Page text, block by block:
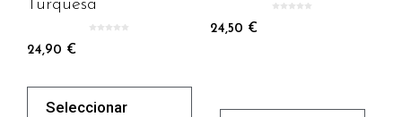
Turquesa
24,90 €
Seleccionar
24,50 €